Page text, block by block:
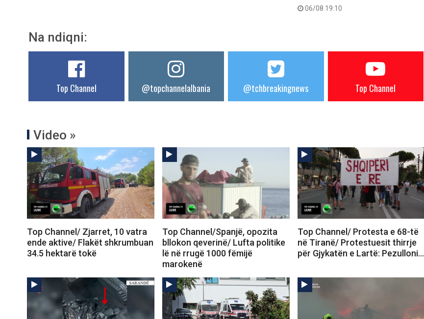
06/08 19:10
Na ndiqni:
Top Channel @topchannelalbania @tchbreakingnews Top Channel
Video »
Top Channel/ Zjarret, 10 vatra
ende aktive/ Flakët shkrumbuan
34.5 hektarë tokë
Top Channel/Spanjë, opozita
bllokon qeverinë/ Lufta politike
lë në rrugë 1000 fëmijë
marokenë
Top Channel/ Protesta e 68-të
në Tiranë/ Protestuesit thirrje
për Gjykatën e Lartë: Pezulloni…